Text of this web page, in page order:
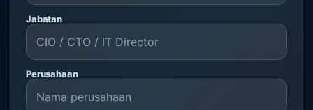
Jabatan
Perusahaan